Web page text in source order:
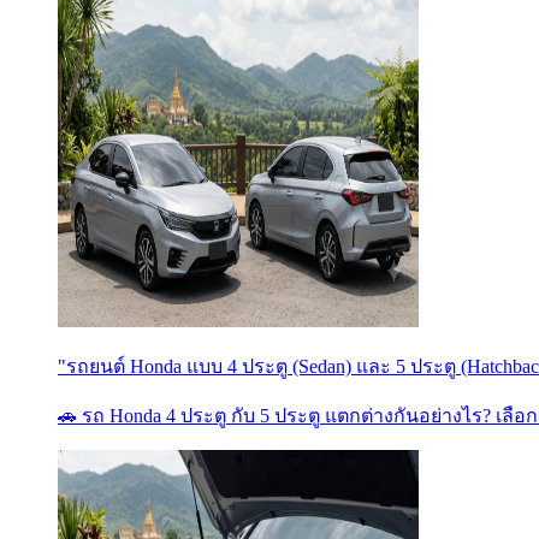
"รถยนต์ Honda แบบ 4 ประตู (Sedan) และ 5 ประตู
🚗 รถ Honda 4 ประตู กับ 5 ประตู แตกต่างกันอย่างไร? เลื